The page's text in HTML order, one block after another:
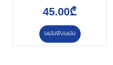
45.00₾
სხვადასხვა